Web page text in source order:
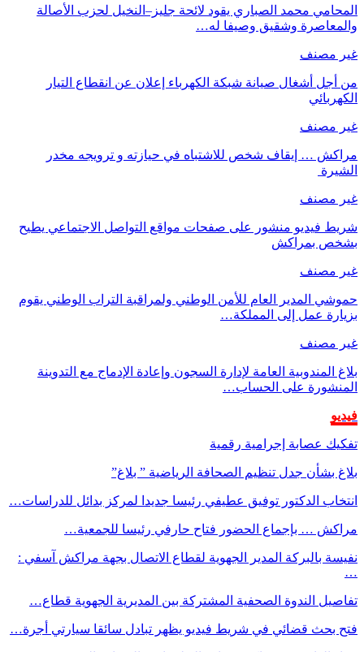
المحامي محمد الصباري يقود لائحة جليز–النخيل لحزب الأصالة
والمعاصرة وشقيق وصيفا له…
غير مصنف
من أجل أشغال صيانة شبكة الكهرباء إعلان عن انقطاع التيار
الكهربائي
غير مصنف
مراكش … إيقاف شخص للاشتباه في حيازته و ترويجه مخدر
الشيرة
غير مصنف
شريط فيديو منشور على صفحات مواقع التواصل الاجتماعي يطيح
بشخص بمراكش
غير مصنف
حموشي المدير العام للأمن الوطني ولمراقبة التراب الوطني يقوم
بزيارة عمل إلى المملكة…
غير مصنف
بلاغ المندوبية العامة لإدارة السجون وإعادة الإدماج مع التدوينة
المنشورة على الحساب…
فيديو
تفكيك عصابة إجرامية رقمية
بلاغ بشأن جدل تنظيم الصحافة الرياضية ” بلاغ”
انتخاب الدكتور توفيق عطيفي رئيسا جديدا لمركز بدائل للدراسات…
مراكش … بإجماع الحضور فتاح حارفي رئيسا للجمعية…
نفيسة بالبركة المدير الجهوية لقطاع الاتصال بجهة مراكش آسفي :
…
تفاصيل الندوة الصحفية المشتركة بين المديرية الجهوية قطاع…
فتح بحث قضائي في شريط فيديو يظهر تبادل سائقا سيارتي أجرة…